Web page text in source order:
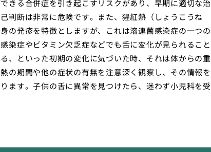
きる合併症を引き起こすリスクがあり、早期に適切な治
判断は非常に危険です。また、猩紅熱（しょうこうね
の発疹を特徴としますが、これは溶連菌感染症の一つの
染症やビタミン欠乏症などでも舌に変化が見られること
、といった初期の変化に気づいた時、それは体からの重
の期間や他の症状の有無を注意深く観察し、その情報を
ます。子供の舌に異常を見つけたら、迷わず小児科を受